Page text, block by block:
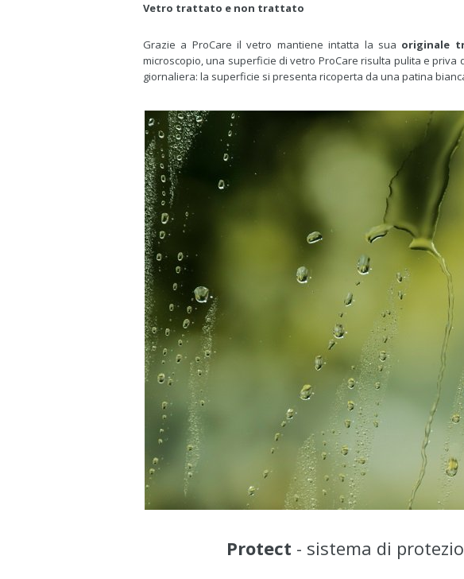
Vetro trattato e non trattato
Grazie a ProCare il vetro mantiene intatta la sua originale
microscopio, una superficie di vetro ProCare risulta pulita e
giornaliera: la superficie si presenta ricoperta da una patina
Protect - sistema di